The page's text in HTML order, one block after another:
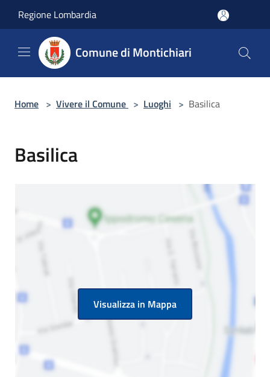
Regione Lombardia
Comune di Montichiari
Home > Vivere il Comune > Luoghi > Basilica
Basilica
Visualizza in Mappa